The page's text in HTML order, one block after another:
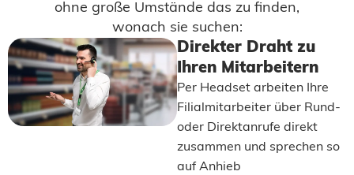
ohne große Umstände das zu finden,
wonach sie suchen:
Direkter Draht zu
Ihren Mitarbeitern
Per Headset arbeiten Ihre
Filialmitarbeiter über Rund-
oder Direktanrufe direkt
zusammen und sprechen so
auf Anhieb